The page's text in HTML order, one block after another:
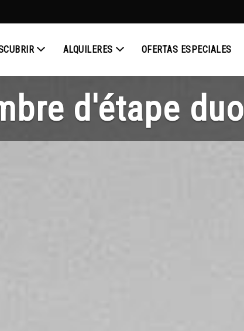
ALQUILERES OFERTAS ESPECIALES
d'étape duo